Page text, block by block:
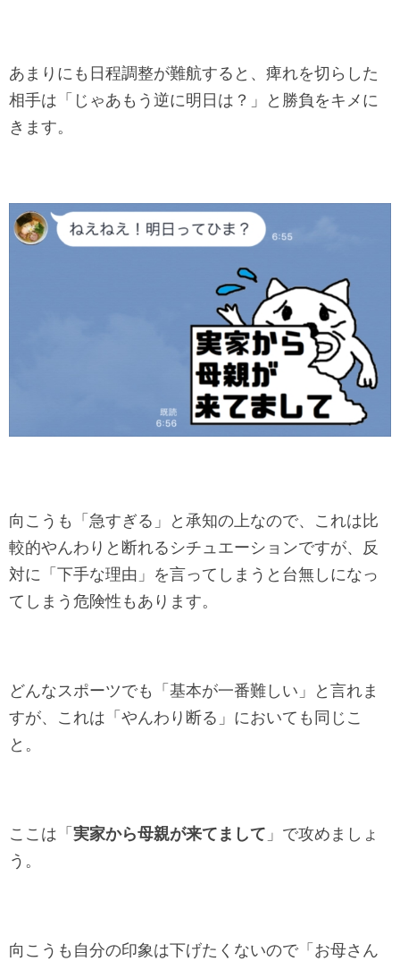
あまりにも日程調整が難航すると、痺れを切らした
相手は「じゃあもう逆に明日は？」と勝負をキメに
きます。
向こうも「急すぎる」と承知の上なので、これは比
較的やんわりと断れるシチュエーションですが、反
対に「下手な理由」を言ってしまうと台無しになっ
てしまう危険性もあります。
どんなスポーツでも「基本が一番難しい」と言れま
すが、これは「やんわり断る」においても同じこ
と。
ここは「 実家から母親が来てまして 」で攻めましょ
う。
向こうも自分の印象は下げたくないので「お母さん